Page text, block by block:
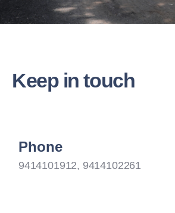
Keep in touch
Phone
9414101912, 9414102261